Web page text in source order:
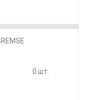
0 шт.